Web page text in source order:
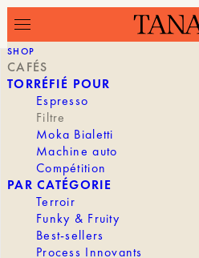
SHOP
CAFÉS
TORRÉFIÉ POUR
Espresso
Filtre
Moka Bialetti
Machine auto
Compétition
PAR CATÉGORIE
Terroir
Funky & Fruity
Best-sellers
Process Innovants